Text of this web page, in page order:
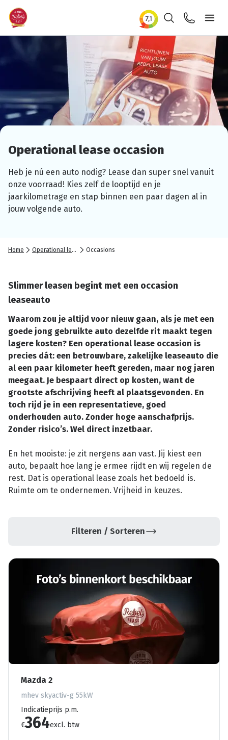
ZoekenContact
Operationallease occasion
Heb je nú een auto nodig? Lease dan super snel vanuit
onze voorraad! Kies zelf de looptijd en je
jaarkilometrage en stap binnen een paar dagen al in
jouw volgende auto.
Home Operational lease Occasions
Slimmer leasen begint met een occasion
leaseauto
Waarom zou je altijd voor nieuw gaan, als je met een
goede jong gebruikte auto dezelfde rit maakt tegen
lagere kosten? Een operational lease occasion is
precies dát: een betrouwbare, zakelijke leaseauto die
al een paar kilometer heeft gereden, maar nog jaren
meegaat. Je bespaart direct op kosten, want de
grootste afschrijving heeft al plaatsgevonden. En
toch rijd je in een representatieve, goed
onderhouden auto. Zonder hoge aanschafprijs.
Zonder risico’s. Wel direct inzetbaar.
En het mooiste: je zit nergens aan vast. Jij kiest een
auto, bepaalt hoe lang je ermee rijdt en wij regelen de
rest. Dat is operational lease zoals het bedoeld is.
Ruimte om te ondernemen. Vrijheid in keuzes.
Filteren / Sorteren
Mazda 2
mhev skyactiv-g 55kW
Indicatieprijs p.m.
€364excl. btw